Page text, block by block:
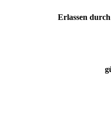
Erlassen